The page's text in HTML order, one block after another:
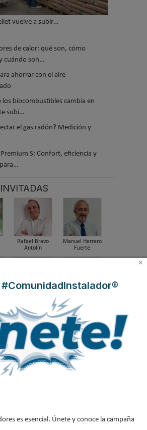
vuelve a subir…
de calor: qué son, cómo
cuándo son…
ahorrar con el aire
los biocombustibles cambia en
subi…
el gas radón? Medición y
Premium S: Confort, eficiencia y
Rafael Bravo
Antolín
Manuel Herrero
Fuerte
José Antonio La
Cal Herrera
Juan María
Hidalgo Betanzos
Dr. Iyad Al-Attar
José Antonio
José Luis
×
#ComunidadInstalador®
es esencial. Únete y conoce la campaña